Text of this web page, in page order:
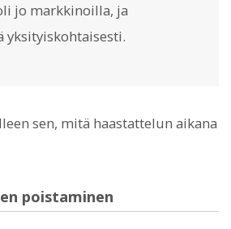
jo markkinoilla, ja
yksityiskohtaisesti.
sen, mitä haastattelun aikana
poistaminen